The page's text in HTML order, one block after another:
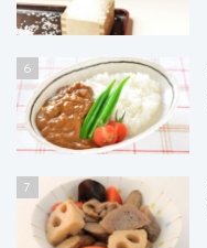
6
7